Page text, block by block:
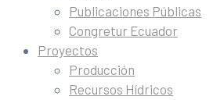
Publicaciones Públicas
Congretur Ecuador
Proyectos
Producción
Recursos Hídricos